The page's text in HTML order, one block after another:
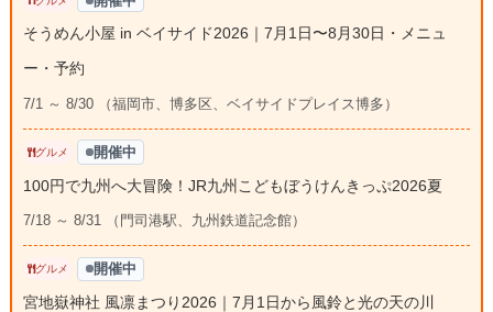
そうめん小屋 in ベイサイド2026｜7月1日〜8月30日・メニュ
ー・予約
7/1 ～ 8/30 （福岡市、博多区、ベイサイドプレイス博多）
グルメ 開催中
100円で九州へ大冒険！JR九州こどもぼうけんきっぷ2026夏
7/18 ～ 8/31 （門司港駅、九州鉄道記念館）
グルメ 開催中
宮地嶽神社 風凛まつり2026｜7月1日から風鈴と光の天の川